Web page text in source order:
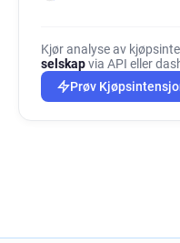
Kjør analyse av
selskapvia API eller
Prøv